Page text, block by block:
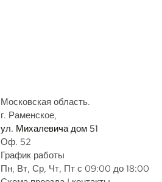
Московская область.
г. Раменское,
ул. Михалевича дом 51
Оф. 52
График работы
Пн, Вт, Ср, Чт, Пт с 09:00 до 18:00